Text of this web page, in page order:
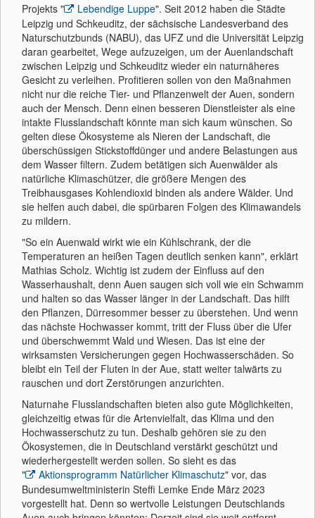
Projekts "
Lebendige Luppe". Seit 2012 haben die Städte
Leipzig und Schkeuditz, der sächsische Landesverband des
Naturschutzbunds (NABU), das UFZ und die Universität Leipzig
daran gearbeitet, Wege aufzuzeigen, um der Auenlandschaft
zwischen Leipzig und Schkeuditz wieder ein naturnäheres
Gesicht zu verleihen. Profitieren sollen von den Maßnahmen
nicht nur die reiche Tier- und Pflanzenwelt der Auen, sondern
auch der Mensch. Denn einen besseren Dienstleister als eine
intakte Flusslandschaft könnte man sich kaum wünschen. So
gelten diese Ökosysteme als Nieren der Landschaft, die
überschüssigen Stickstoffdünger und andere Belastungen aus
dem Wasser filtern. Zudem betätigen sich Auenwälder als
natürliche Klimaschützer, die größere Mengen des
Treibhausgases Kohlendioxid binden als andere Wälder. Und
sie helfen auch dabei, die spürbaren Folgen des Klimawandels
zu mildern.
"So ein Auenwald wirkt wie ein Kühlschrank, der die
Temperaturen an heißen Tagen deutlich senken kann", erklärt
Mathias Scholz. Wichtig ist zudem der Einfluss auf den
Wasserhaushalt, denn Auen saugen sich voll wie ein Schwamm
und halten so das Wasser länger in der Landschaft. Das hilft
den Pflanzen, Dürresommer besser zu überstehen. Und wenn
das nächste Hochwasser kommt, tritt der Fluss über die Ufer
und überschwemmt Wald und Wiesen. Das ist eine der
wirksamsten Versicherungen gegen Hochwasserschäden. So
bleibt ein Teil der Fluten in der Aue, statt weiter talwärts zu
rauschen und dort Zerstörungen anzurichten.
Naturnahe Flusslandschaften bieten also gute Möglichkeiten,
gleichzeitig etwas für die Artenvielfalt, das Klima und den
Hochwasserschutz zu tun. Deshalb gehören sie zu den
Ökosystemen, die in Deutschland verstärkt geschützt und
wiederhergestellt werden sollen. So sieht es das
"
Aktionsprogramm Natürlicher Klimaschutz" vor, das
Bundesumweltministerin Steffi Lemke Ende März 2023
vorgestellt hat. Denn so wertvolle Leistungen Deutschlands